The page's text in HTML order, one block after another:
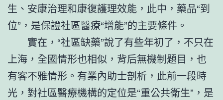
生、安康治理和康復護理效能，此中，藥品“到
位”，是保證社區醫療“增能”的主要條件。
實在，“社區缺藥”說了有些年初了，不只在
上海，全國情形也相似，背后無機制題目，也
有客不雅情形。有業內助士剖析，此前一段時
光，對社區醫療機構的定位是“重公共衛生”，是